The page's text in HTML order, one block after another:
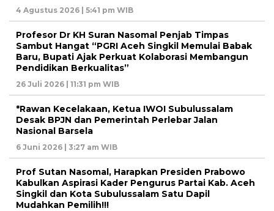
4 Agustus 2026 | 5:41 pm WIB
Profesor Dr KH Suran Nasomal Penjab Timpas
Sambut Hangat “PGRI Aceh Singkil Memulai Babak
Baru, Bupati Ajak Perkuat Kolaborasi Membangun
Pendidikan Berkualitas”
26 Juli 2026 | 11:31 pm WIB
*Rawan Kecelakaan, Ketua IWOI Subulussalam
Desak BPJN dan Pemerintah Perlebar Jalan
Nasional Barsela
6 Juni 2026 | 3:27 am WIB
Prof Sutan Nasomal, Harapkan Presiden Prabowo
Kabulkan Aspirasi Kader Pengurus Partai Kab. Aceh
Singkil dan Kota Subulussalam Satu Dapil
Mudahkan Pemilih!!!